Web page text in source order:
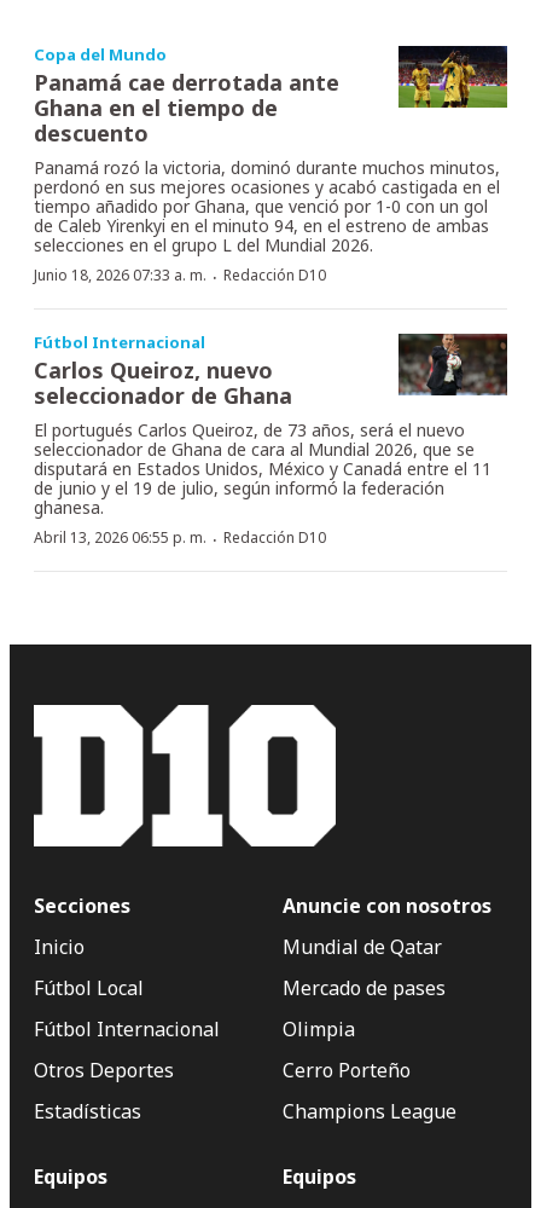
Copa del Mundo
Panamá cae derrotada ante
Ghana en el tiempo de
descuento
Panamá rozó la victoria, dominó durante muchos minutos,
perdonó en sus mejores ocasiones y acabó castigada en el
tiempo añadido por Ghana, que venció por 1-0 con un gol
de Caleb Yirenkyi en el minuto 94, en el estreno de ambas
selecciones en el grupo L del Mundial 2026.
Junio 18, 2026 07:33 a. m. · Redacción D10
Fútbol Internacional
Carlos Queiroz, nuevo
seleccionador de Ghana
El portugués Carlos Queiroz, de 73 años, será el nuevo
seleccionador de Ghana de cara al Mundial 2026, que se
disputará en Estados Unidos, México y Canadá entre el 11
de junio y el 19 de julio, según informó la federación
ghanesa.
Abril 13, 2026 06:55 p. m. · Redacción D10
Secciones
Inicio
Fútbol Local
Fútbol Internacional
Otros Deportes
Estadísticas
Anuncie con nosotros
Mundial de Qatar
Mercado de pases
Olimpia
Cerro Porteño
Champions League
Equipos
Equipos